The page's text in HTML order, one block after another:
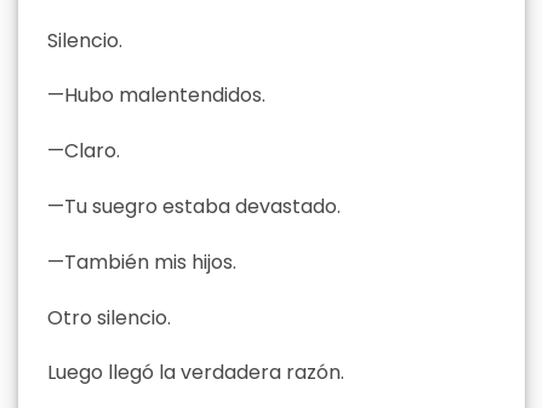
Silencio.
—Hubo malentendidos.
—Claro.
—Tu suegro estaba devastado.
—También mis hijos.
Otro silencio.
Luego llegó la verdadera razón.